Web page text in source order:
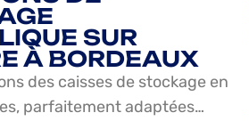
SUR
À BORDEAUX
des caisses de stockage en
parfaitement adaptées…